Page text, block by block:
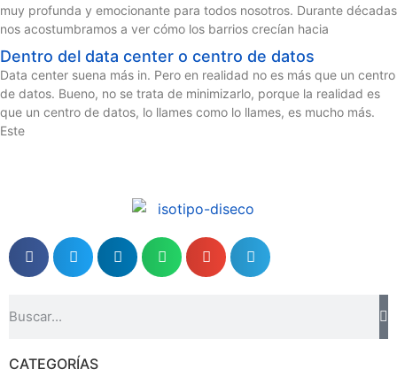
muy profunda y emocionante para todos nosotros. Durante décadas
nos acostumbramos a ver cómo los barrios crecían hacia
Dentro del data center o centro de datos
Data center suena más in. Pero en realidad no es más que un centro
de datos. Bueno, no se trata de minimizarlo, porque la realidad es
que un centro de datos, lo llames como lo llames, es mucho más.
Este
CATEGORÍAS